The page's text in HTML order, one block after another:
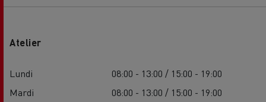
Atelier
Lundi
08:00 - 13:00 / 15:00 - 19:00
Mardi
08:00 - 13:00 / 15:00 - 19:00